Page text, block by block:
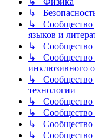
↳
↳ Сообщество
языков и
↳ Сообщество
↳ Сообщество
инклюзивного
↳ Сообщество
технологии
↳ Сообщество
↳ Сообщество
↳ Сообщество
↳ Сообщество